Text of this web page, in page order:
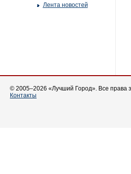
Лента новостей
© 2005–2026 «Лучший Город». Все
Контакты